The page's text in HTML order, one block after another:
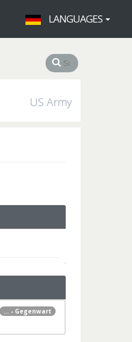
LANGUAGES
US Army
... - Gegenwart